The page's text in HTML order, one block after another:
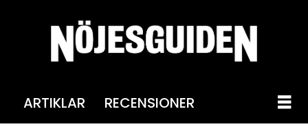
ARTIKLAR RECENSIONER